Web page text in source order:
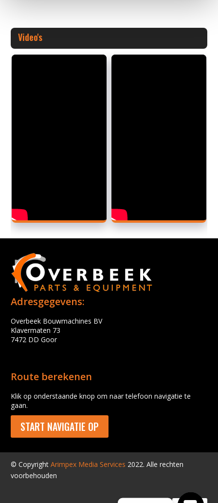
Video's
Adresgegevens:
Overbeek Bouwmachines BV
Klavermaten 73
7472 DD Goor
Route berekenen
Klik op onderstaande knop om naar telefoon navigatie te
gaan.
START NAVIGATIE OP
© CopyrightArimpex Media Services 2022. Alle rechten
voorbehouden